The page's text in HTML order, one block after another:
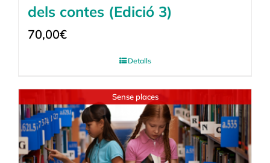
dels contes (Edició 3)
70,00€
Detalls
Sense places